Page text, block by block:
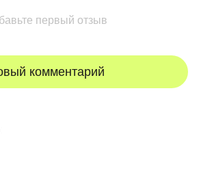
первый отзыв
комментарий